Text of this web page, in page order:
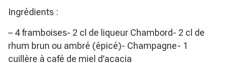
Ingrédients :
– 4 framboises- 2 cl de liqueur Chambord- 2 cl de
rhum brun ou ambré (épicé)- Champagne- 1
cuillère à café de miel d’acacia